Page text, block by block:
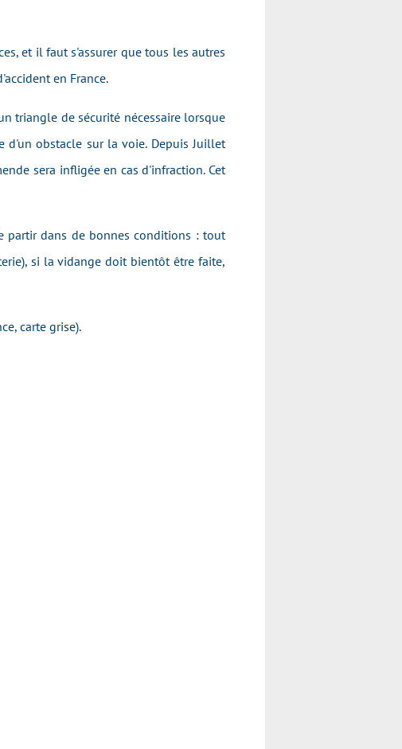
et il faut s'assurer que tous les autres
en France.
triangle de sécurité nécessaire lorsque
obstacle sur la voie. Depuis Juillet
sera infligée en cas d'infraction. Cet
partir dans de bonnes conditions : tout
si la vidange doit bientôt être faite,
carte grise).